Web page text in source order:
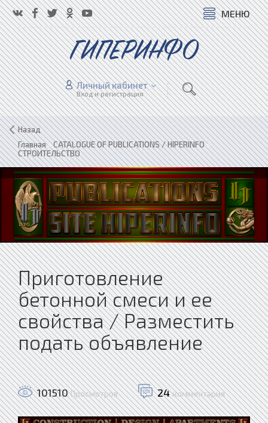
МЕНЮ
ГИПЕРИНФО
Личный кабинет
Вход и регистрация
Назад
Главная»CATALOGUE OF PUBLICATIONS / HIPERINFO»
СТРОИТЕЛЬСТВО
Приготовление
бетонной смеси и ее
свойства / Разместить
подать объявление
101510 Просмотров 24 комментария